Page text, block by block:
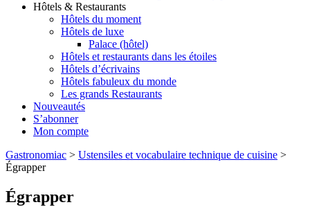
Hôtels & Restaurants
Hôtels du moment
Hôtels de luxe
Palace (hôtel)
Hôtels et restaurants dans les étoiles
Hôtels d’écrivains
Hôtels fabuleux du monde
Les grands Restaurants
Nouveautés
S’abonner
Mon compte
Gastronomiac > Ustensiles et vocabulaire technique de cuisine >
Égrapper
Égrapper